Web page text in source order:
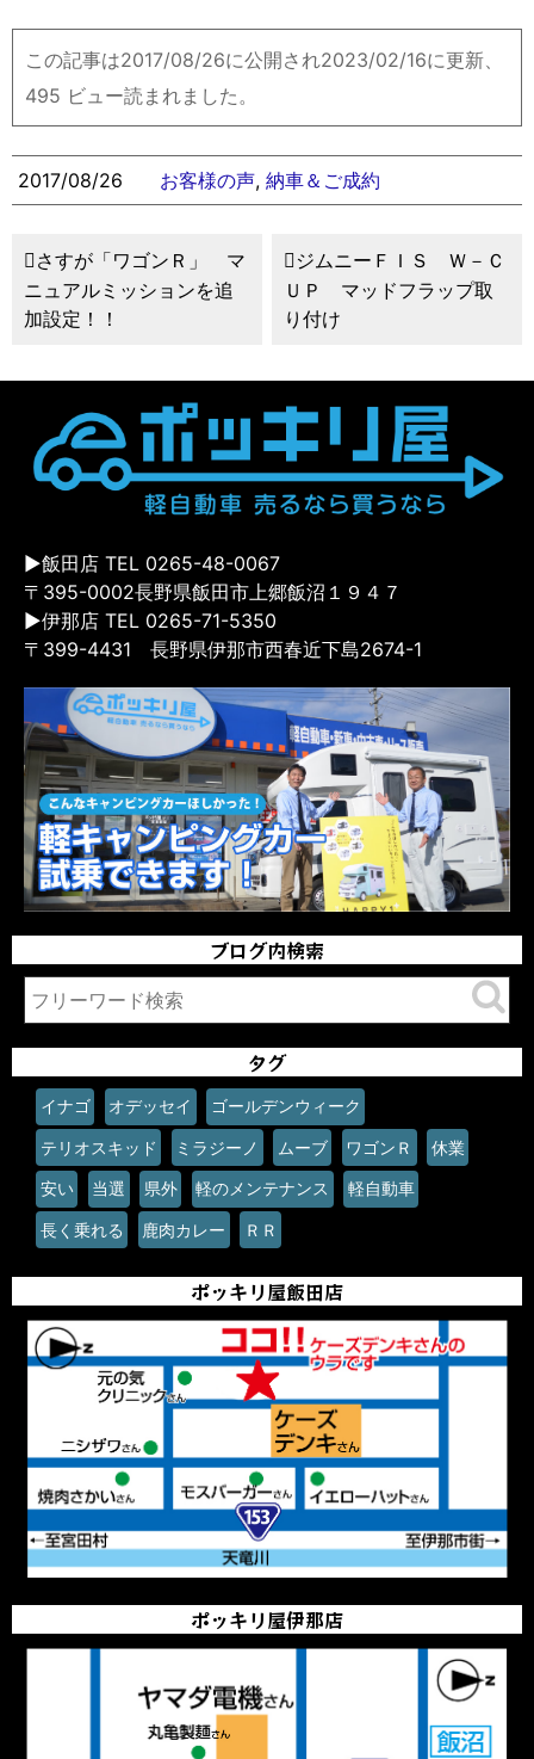
この記事は2017/08/26に公開され2023/02/16に更新、
495 ビュー読まれました。
2017/08/26 お客様の声, 納車＆ご成約
さすが「ワゴンＲ」 マ
ニュアルミッションを追
加設定！！
ジムニーＦＩＳ Ｗ－Ｃ
ＵＰ マッドフラップ取
り付け
▶飯田店 TEL 0265-48-0067
〒395-0002長野県飯田市上郷飯沼１９４７
▶伊那店 TEL 0265-71-5350
〒399-4431 長野県伊那市西春近下島2674-1
ブログ内検索
タグ
イナゴ オデッセイ ゴールデンウィーク
テリオスキッド ミラジーノ ムーブ ワゴンＲ 休業
安い 当選 県外 軽のメンテナンス 軽自動車
長く乗れる 鹿肉カレー ＲＲ
ポッキリ屋飯田店
ポッキリ屋伊那店